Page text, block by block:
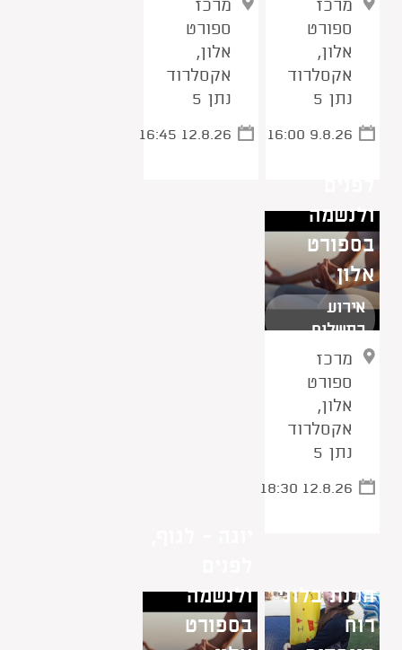
מרכז
ספורט
אלון,
אקסלרוד
נתן 5
16:00 9.8.26
מרכז
ספורט
אלון,
אקסלרוד
נתן 5
16:45 12.8.26
ולנשמה
בספורט
אלון
אירוע
בתשלום
מרכז
ספורט
אלון,
אקסלרוד
נתן 5
18:30 12.8.26
הכנת בלוני
רוח
ולנשמה
בספורט